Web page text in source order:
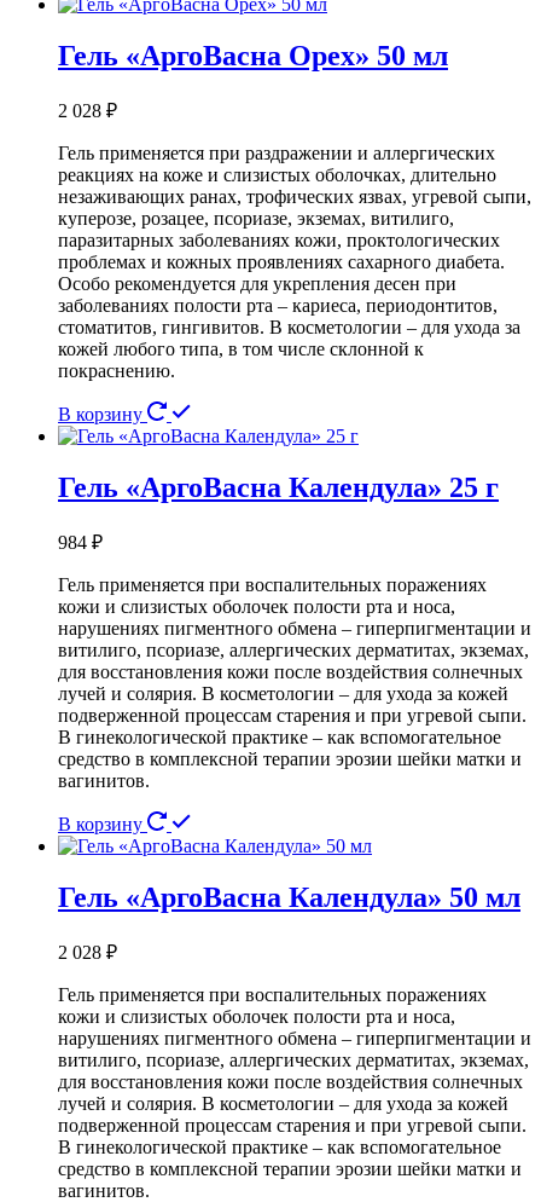
Гель «АргоВасна Орех» 50 мл
2 028 ₽
Гель применяется при раздражении и аллергических
реакциях на коже и слизистых оболочках, длительно
незаживающих ранах, трофических язвах, угревой сыпи,
куперозе, розацее, псориазе, экземах, витилиго,
паразитарных заболеваниях кожи, проктологических
проблемах и кожных проявлениях сахарного диабета.
Особо рекомендуется для укрепления десен при
заболеваниях полости рта – кариеса, периодонтитов,
стоматитов, гингивитов. В косметологии – для ухода за
кожей любого типа, в том числе склонной к
покраснению.
В корзину
Гель «АргоВасна Календула» 25 г
984 ₽
Гель применяется при воспалительных поражениях
кожи и слизистых оболочек полости рта и носа,
нарушениях пигментного обмена – гиперпигментации и
витилиго, псориазе, аллергических дерматитах, экземах,
для восстановления кожи после воздействия солнечных
лучей и солярия. В косметологии – для ухода за кожей
подверженной процессам старения и при угревой сыпи.
В гинекологической практике – как вспомогательное
средство в комплексной терапии эрозии шейки матки и
вагинитов.
В корзину
Гель «АргоВасна Календула» 50 мл
2 028 ₽
Гель применяется при воспалительных поражениях
кожи и слизистых оболочек полости рта и носа,
нарушениях пигментного обмена – гиперпигментации и
витилиго, псориазе, аллергических дерматитах, экземах,
для восстановления кожи после воздействия солнечных
лучей и солярия. В косметологии – для ухода за кожей
подверженной процессам старения и при угревой сыпи.
В гинекологической практике – как вспомогательное
средство в комплексной терапии эрозии шейки матки и
вагинитов.